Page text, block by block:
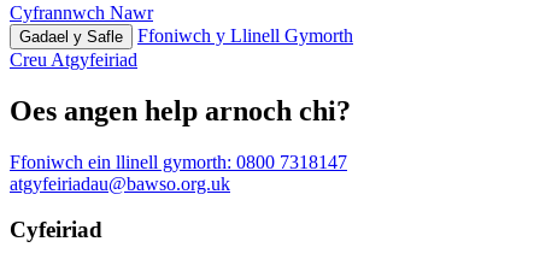
Cyfrannwch Nawr
Gadael y Safle
Ffoniwch y Llinell Gymorth
Creu Atgyfeiriad
Oes angen help arnoch chi?
Ffoniwch ein llinell gymorth: 0800 7318147
atgyfeiriadau@bawso.org.uk
Cyfeiriad